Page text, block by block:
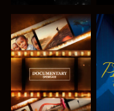
UTFORSK
SERIEN